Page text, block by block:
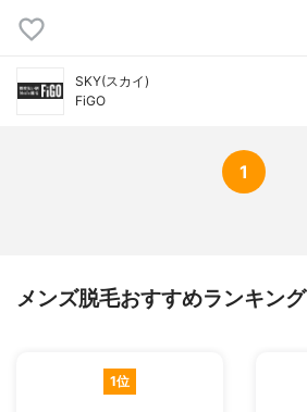
SKY(スカイ)
FiGO
1
メンズ脱毛おすすめランキング
1位